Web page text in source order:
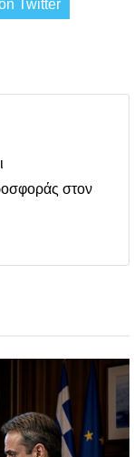
Twitter
στον